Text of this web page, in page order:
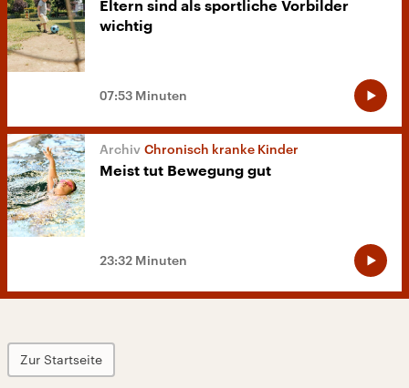
Eltern sind als sportliche Vorbilder
wichtig
07:53 Minuten
Chronisch kranke Kinder
Meist tut Bewegung gut
23:32 Minuten
Zur Startseite